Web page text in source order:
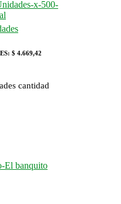
$ 4.669,42
cantidad